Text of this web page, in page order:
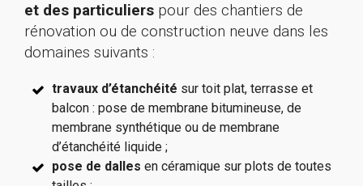
et des particuliers pour des chantiers de
rénovation ou de construction neuve dans les
domaines suivants :
travaux d’étanchéité sur toit plat, terrasse et
balcon : pose de membrane bitumineuse, de
membrane synthétique ou de membrane
d’étanchéité liquide ;
pose de dalles en céramique sur plots de toutes